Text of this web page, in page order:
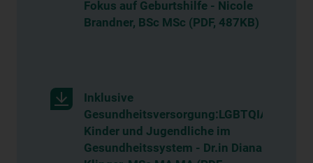
Fokus auf Geburtshilfe - Nicole
Brandner, BSc MSc (PDF, 487KB)
Inklusive
Gesundheitsversorgung:LGBTQIA+
Kinder und Jugendliche im
Gesundheitssystem - Dr.in Diana